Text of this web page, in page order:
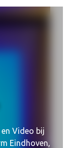
Video bij
Eindhoven,